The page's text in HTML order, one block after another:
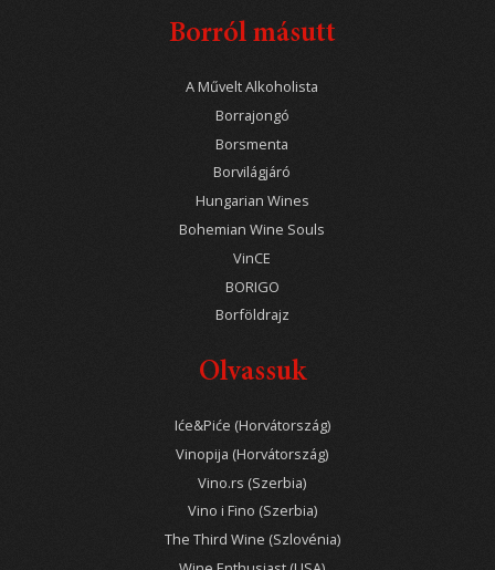
Borról másutt
A Művelt Alkoholista
Borrajongó
Borsmenta
Borvilágjáró
Hungarian Wines
Bohemian Wine Souls
VinCE
BORIGO
Borföldrajz
Olvassuk
Iće&Piće (Horvátország)
Vinopija (Horvátország)
Vino.rs (Szerbia)
Vino i Fino (Szerbia)
The Third Wine (Szlovénia)